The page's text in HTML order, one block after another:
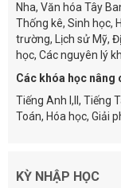
Nha, Văn hóa Tây
Thống kê, Sinh học,
trường, Lịch sử Mỹ,
học, Các nguyên lý
Các khóa học nâng
Tiếng Anh I,II, Tiếng
Toán, Hóa học, Giải
KỲ NHẬP HỌC